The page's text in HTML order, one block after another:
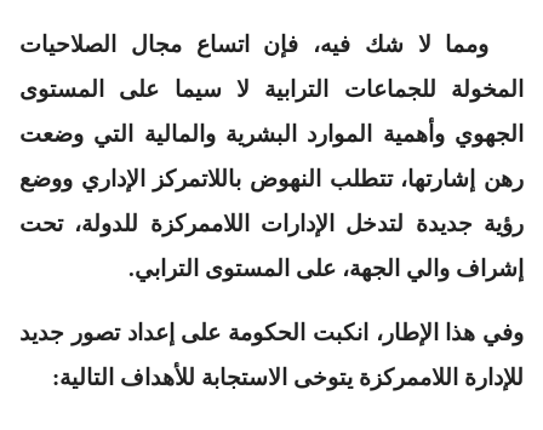
ومما لا شك فيه، فإن اتساع مجال الصلاحيات
المخولة للجماعات الترابية لا سيما على المستوى
الجهوي وأهمية الموارد البشرية والمالية التي وضعت
رهن إشارتها، تتطلب النهوض باللاتمركز الإداري ووضع
رؤية جديدة لتدخل الإدارات اللاممركزة للدولة، تحت
إشراف والي الجهة، على المستوى الترابي.
وفي هذا الإطار، انكبت الحكومة على إعداد تصور جديد
للإدارة اللاممركزة يتوخى الاستجابة للأهداف التالية: